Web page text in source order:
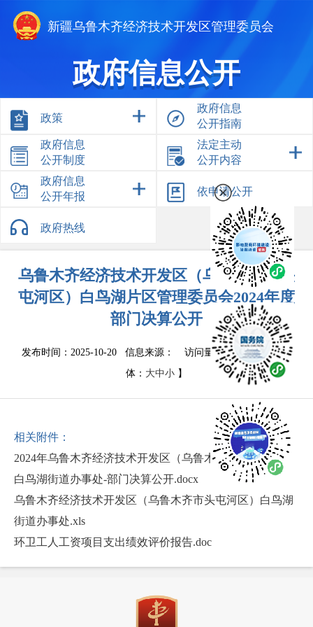
新疆乌鲁木齐经济技术开发区管理委员会
政府信息公开
政策
政府信息
公开指南
政府信息
公开制度
法定主动
公开内容
政府信息
公开年报
依申请公开
政府热线
乌鲁木齐经济技术开发区（乌鲁木齐市头
屯河区）白鸟湖片区管理委员会2024年度
部门决算公开
发布时间：2025-10-20 信息来源： 访问量：1832 次
【字
体： 大中小 】
相关附件：
2024年乌鲁木齐经济技术开发区（乌鲁木齐市头屯河区）
白鸟湖街道办事处-部门决算公开.docx
乌鲁木齐经济技术开发区（乌鲁木齐市头屯河区）白鸟湖
街道办事处.xls
环卫工人工资项目支出绩效评价报告.doc